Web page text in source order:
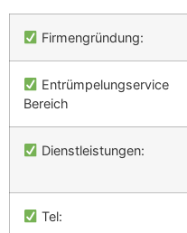
Firmengründung:
Entrümpelungservice
Bereich
Dienstleistungen:
Tel: